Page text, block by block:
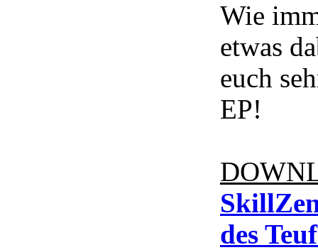
Wie
etwas
euch
EP!
des